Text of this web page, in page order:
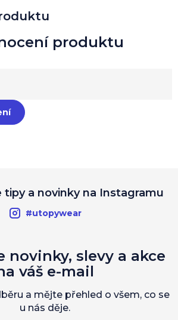
tipy a novinky na Instagramu
#utopywear
novinky, slevy a akce
váš e-mail
a mějte přehled o všem, co se
u nás děje.